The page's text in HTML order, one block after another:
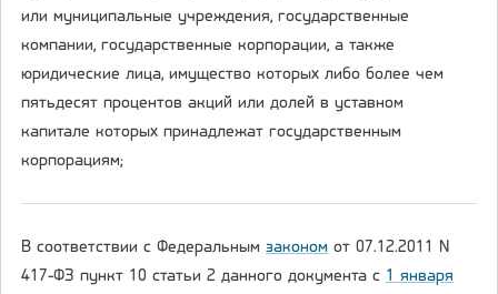
или муниципальные учреждения, государственные
компании, государственные корпорации, а также
юридические лица, имущество которых либо более чем
пятьдесят процентов акций или долей в уставном
капитале которых принадлежат государственным
корпорациям;
В соответствии с Федеральным законом от 07.12.2011 N
417-ФЗ пункт 10 статьи 2 данного документа с 1 января